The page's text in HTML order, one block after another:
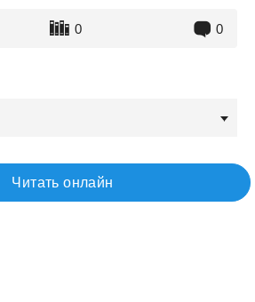
0 0
Читать онлайн